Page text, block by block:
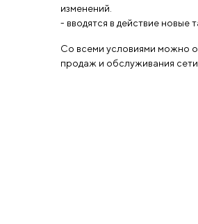
изменений.
- вводятся в действие новые
Со всеми условиями можно
продаж и обслуживания